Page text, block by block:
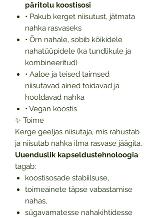
päritolu koostisosi
• Pakub kerget niisutust, jätmata
nahka rasvaseks
• Õrn nahale, sobib kõikidele
nahatüüpidele (ka tundlikule ja
kombineeritud)
• Aaloe ja teised taimsed
niisutavad ained toidavad ja
hooldavad nahka
• Vegan koostis
✨ Toime
Kerge geeljas niisutaja, mis rahustab
ja niisutab nahka ilma rasvase jäägita.
Uuenduslik kapseldustehnoloogia
tagab:
koostisosade stabiilsuse,
toimeainete täpse vabastamise
nahas,
sügavamatesse nahakihtidesse